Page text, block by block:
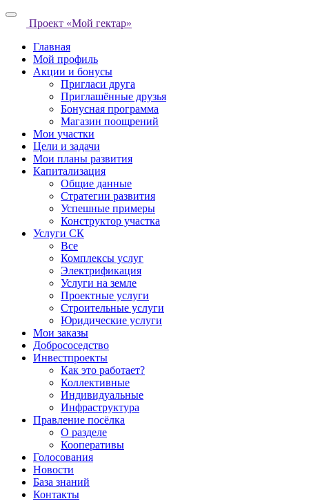
Проект «Мой гектар»
Главная
Мой профиль
Акции и бонусы
Пригласи друга
Приглашённые друзья
Бонусная программа
Магазин поощрений
Мои участки
Цели и задачи
Мои планы развития
Капитализация
Общие данные
Стратегии развития
Успешные примеры
Конструктор участка
Услуги СК
Все
Комплексы услуг
Электрификация
Услуги на земле
Проектные услуги
Строительные услуги
Юридические услуги
Мои заказы
Добрососедство
Инвестпроекты
Как это работает?
Коллективные
Индивидуальные
Инфраструктура
Правление посёлка
О разделе
Кооперативы
Голосования
Новости
База знаний
Контакты